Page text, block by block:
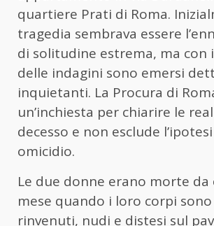
quartiere Prati di Roma.
tragedia sembrava essere
di solitudine estrema, ma con
delle indagini sono emersi
inquietanti. La Procura di
un’inchiesta per chiarire le
decesso e non esclude
omicidio.
Le due donne erano morte
mese quando i loro corpi
rinvenuti, nudi e distesi sul